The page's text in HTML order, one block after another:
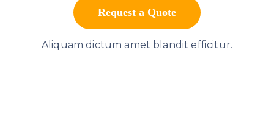
Request a Quote
Aliquam dictum amet blandit efficitur.